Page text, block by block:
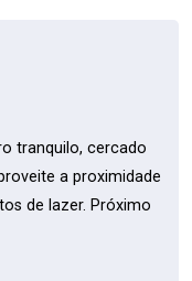
tranquilo, cercado
a proximidade
de lazer. Próximo